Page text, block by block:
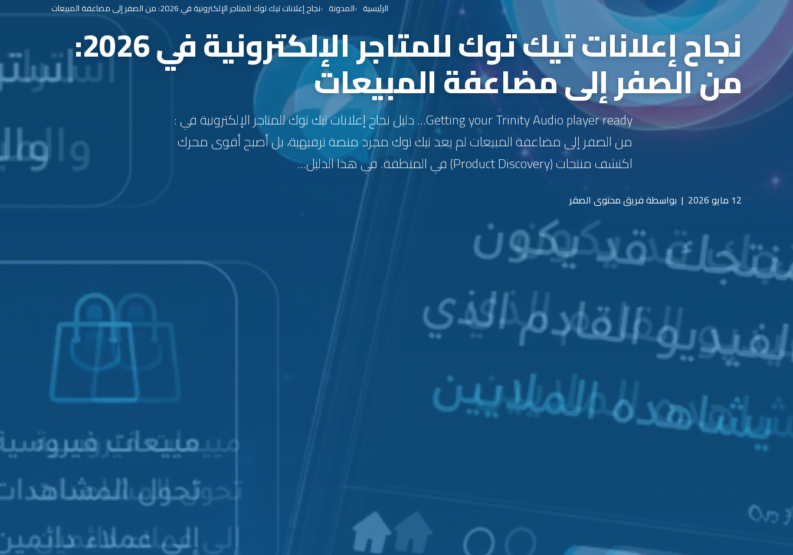
الرئيسية المدونة نجاح إعلانات تيك توك للمتاجر الإلكترونية في 2026: من الصفر إلى مضاعفة المبيعات
نجاح إعلانات تيك توك للمتاجر الإلكترونية في 2026:
من الصفر إلى مضاعفة المبيعات
Getting your Trinity Audio player ready... دليل نجاح إعلانات تيك توك للمتاجر الإلكترونية في :
من الصفر إلى مضاعفة المبيعات لم يعد تيك توك مجرد منصة ترفيهية، بل أصبح أقوى محرك
اكتشف منتجات (Product Discovery) في المنطقة. في هذا الدليل...
12 مايو 2026 | بواسطة فريق محتوى الصقر